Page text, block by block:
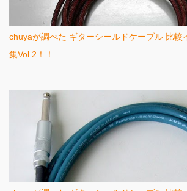
chuyaが調べた ギターシールドケーブル 比較
集Vol.2！！